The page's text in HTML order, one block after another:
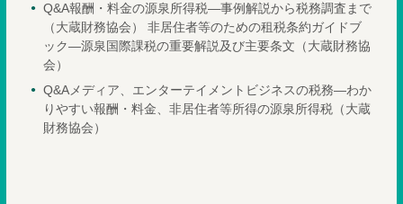
Q&A報酬・料金の源泉所得税―事例解説から税務調査まで
（大蔵財務協会） 非居住者等のための租税条約ガイドブ
ック―源泉国際課税の重要解説及び主要条文（大蔵財務協
会）
Q&Aメディア、エンターテイメントビジネスの税務―わか
りやすい報酬・料金、非居住者等所得の源泉所得税（大蔵
財務協会）